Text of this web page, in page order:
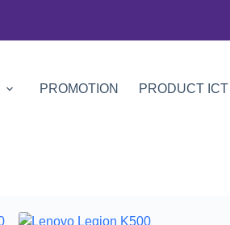
PROMOTION PRODUCT ICT